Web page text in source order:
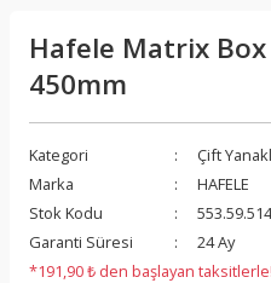
Hafele Matrix
450mm
Kategori
Çift
Marka
HAFELE
Stok Kodu
553.59.514
Garanti Süresi
24 Ay
*191,90 ₺ den başlayan taksitlerle!